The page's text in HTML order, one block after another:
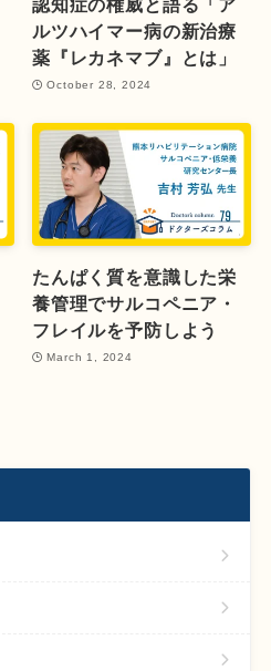
認知症の権威と語る「ア
ルツハイマー病の新治療
薬『レカネマブ』とは」
October 28, 2024
たんぱく質を意識した栄
養管理でサルコペニア・
フレイルを予防しよう
March 1, 2024